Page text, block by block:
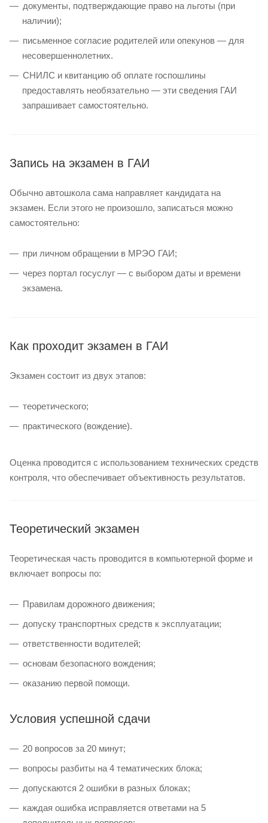
документы, подтверждающие право на льготы (при
наличии);
письменное согласие родителей или опекунов — для
несовершеннолетних.
СНИЛС и квитанцию об оплате госпошлины
предоставлять необязательно — эти сведения ГАИ
запрашивает самостоятельно.
Запись на экзамен в ГАИ
Обычно автошкола сама направляет кандидата на
экзамен. Если этого не произошло, записаться можно
самостоятельно:
при личном обращении в МРЭО ГАИ;
через портал госуслуг — с выбором даты и времени
экзамена.
Как проходит экзамен в ГАИ
Экзамен состоит из двух этапов:
теоретического;
практического (вождение).
Оценка проводится с использованием технических средств
контроля, что обеспечивает объективность результатов.
Теоретический экзамен
Теоретическая часть проводится в компьютерной форме и
включает вопросы по:
Правилам дорожного движения;
допуску транспортных средств к эксплуатации;
ответственности водителей;
основам безопасного вождения;
оказанию первой помощи.
Условия успешной сдачи
20 вопросов за 20 минут;
вопросы разбиты на 4 тематических блока;
допускаются 2 ошибки в разных блоках;
каждая ошибка исправляется ответами на 5